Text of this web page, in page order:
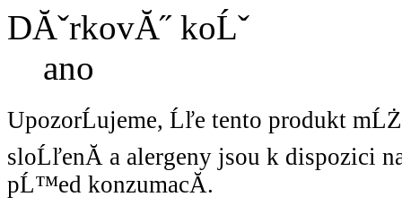
DĂˇrkovĂ˝ koĹˇ
ano
UpozorĹujeme, Ĺľe tento produkt
sloĹľenĂ­ a alergeny jsou k dispozici
pĹ™ed konzumacĂ­.